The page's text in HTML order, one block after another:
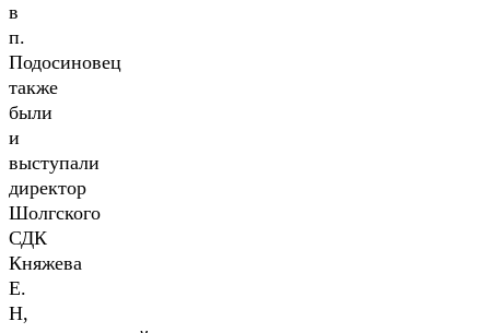
в
п.
Подосиновец
также
были
и
выступали
директор
Шолгского
СДК
Княжева
Е.
Н,